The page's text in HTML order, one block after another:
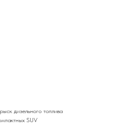
дизельного топлива
SUV